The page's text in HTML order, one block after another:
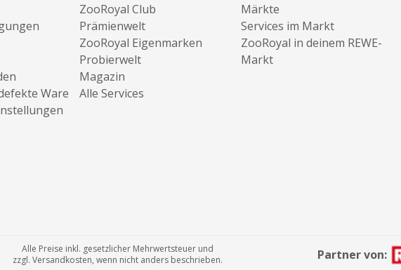
Ware
ZooRoyal Club
Prämienwelt
ZooRoyal Eigenmarken
Probierwelt
Magazin
Alle Services
Märkte
Services im Markt
ZooRoyal in deinem REWE-
Markt
Alle Preise inkl. gesetzlicher Mehrwertsteuer und
zzgl. Versandkosten, wenn nicht anders beschrieben.
Partner von: